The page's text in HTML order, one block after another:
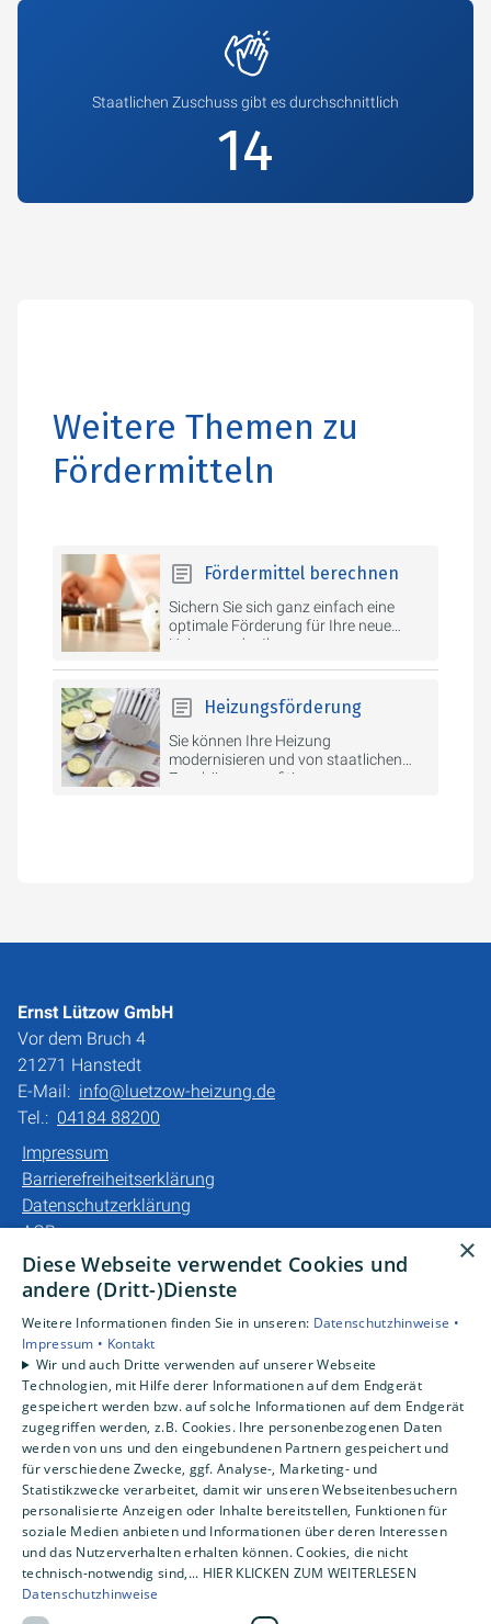
16
Staatlichen Zuschuss gibt es durchschnittlich
Weitere Themen zu
Fördermitteln
Fördermittel berechnen
Sichern Sie sich ganz einfach eine
optimale Förderung für Ihre neue
Heizung oder Ihre
Heizungsförderung
Sie können Ihre Heizung
modernisieren und von staatlichen
Zuschüssen profitieren.
Ernst Lützow GmbH
Vor dem Bruch 4
21271 Hanstedt
E-Mail: info@luetzow-heizung.de
Tel.: 04184 88200
Impressum
Barrierefreiheitserklärung
Datenschutzerklärung
AGB
Unsere Bereiche
Gewerbekunden
Karriere
Unternehmen
Kontakt
×
Diese Webseite verwendet Cookies und
andere (Dritt-)Dienste
Weitere Informationen finden Sie in unseren: Datenschutzhinweise •
Impressum • Kontakt
Wir und auch Dritte verwenden auf unserer Webseite
Technologien, mit Hilfe derer Informationen auf dem Endgerät
gespeichert werden bzw. auf solche Informationen auf dem Endgerät
zugegriffen werden, z.B. Cookies. Ihre personenbezogenen Daten
werden von uns und den eingebundenen Partnern gespeichert und
für verschiedene Zwecke, ggf. Analyse-, Marketing- und
Statistikzwecke verarbeitet, damit wir unseren Webseitenbesuchern
personalisierte Anzeigen oder Inhalte bereitstellen, Funktionen für
soziale Medien anbieten und Informationen über deren Interessen
und das Nutzerverhalten erhalten können. Cookies, die nicht
technisch-notwendig sind,... HIER KLICKEN ZUM WEITERLESEN
Datenschutzhinweise